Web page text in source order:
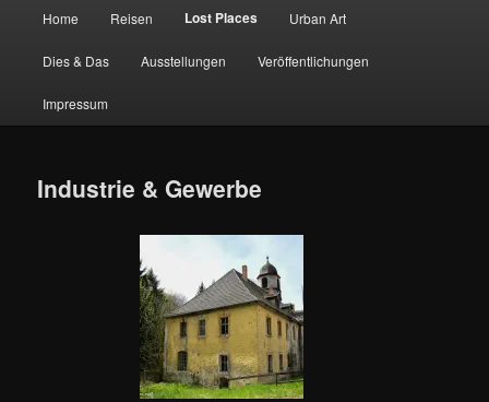
Home Reisen Lost Places Urban Art
Dies & Das Ausstellungen Veröffentlichungen
Impressum
Industrie & Gewerbe